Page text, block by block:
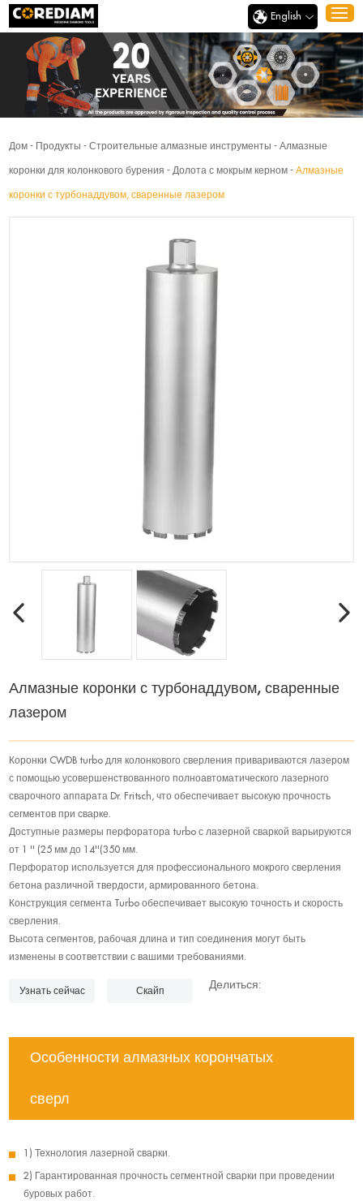
English
Дом - Продукты -Строительные алмазные инструменты -Алмазные
коронки для колонкового бурения - Долота с мокрым керном -Алмазные
коронки с турбонаддувом, сваренные лазером
Алмазные коронки с турбонаддувом, сваренные
лазером
Коронки CWDB turbo для колонкового сверления привариваются лазером
с помощью усовершенствованного полноавтоматического лазерного
сварочного аппарата Dr. Fritsch, что обеспечивает высокую прочность
сегментов при сварке.
Доступные размеры перфоратора turbo с лазерной сваркой варьируются
от 1 '' (25 мм до 14''(350 мм.
Перфоратор используется для профессионального мокрого сверления
бетона различной твердости, армированного бетона.
Конструкция сегмента Turbo обеспечивает высокую точность и скорость
сверления.
Высота сегментов, рабочая длина и тип соединения могут быть
изменены в соответствии с вашими требованиями.
Узнать сейчас Скайп
Делиться:
Особенности алмазных корончатых
сверл
1) Технология лазерной сварки.
2) Гарантированная прочность сегментной сварки при проведении
буровых работ.